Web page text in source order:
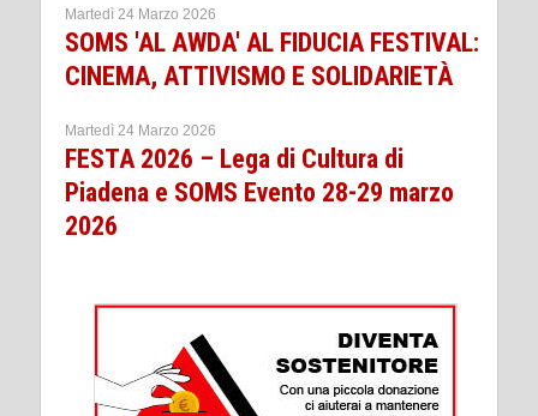
Martedì 24 Marzo 2026
SOMS 'AL AWDA' AL FIDUCIA FESTIVAL:
CINEMA, ATTIVISMO E SOLIDARIETÀ
Martedì 24 Marzo 2026
FESTA 2026 – Lega di Cultura di
Piadena e SOMS Evento 28-29 marzo
2026